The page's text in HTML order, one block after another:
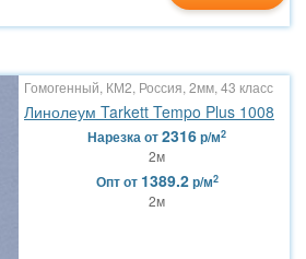
Гомогенный, КМ2, Россия, 2мм, 43 класс
Линолеум Tarkett Tempo Plus 1008
Нарезкаот2316р/м2
2м
Оптот 1389.2р/м2
2м